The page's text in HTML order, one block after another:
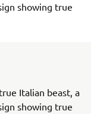
showing true
Italian beast, a
showing true